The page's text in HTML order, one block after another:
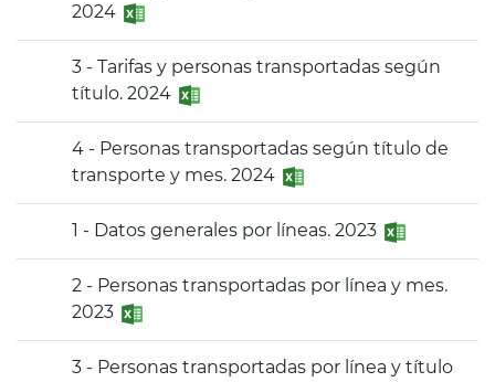
2024
3 - Tarifas y personas transportadas según
título. 2024
4 - Personas transportadas según título de
transporte y mes. 2024
1 - Datos generales por líneas. 2023
2 - Personas transportadas por línea y mes.
2023
3 - Personas transportadas por línea y título